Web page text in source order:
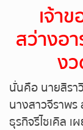
ถ่ายทอดสด
ถ่ายทอดสด
ถ่ายทอดสดห
เจ้า
สว่างอ
ง
นั่นคือ นายสิรา
นางสาวจีราพร
ธุรกิจรีไซเคิล